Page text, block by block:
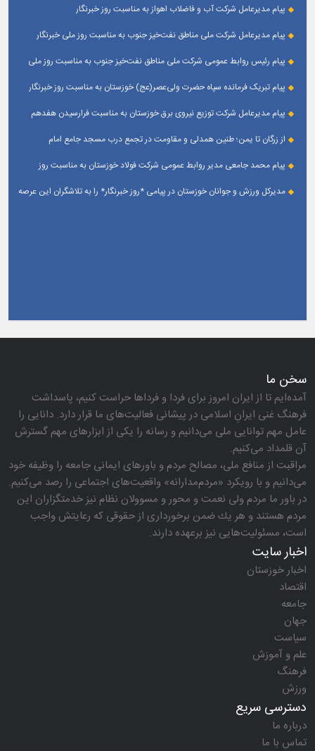
پیام مدیرعامل شرکت آب و فاضلاب اهواز به مناسبت روز خبرنگار
پیام مدیرعامل شركت ملی مناطق نفت‌خیز جنوب به مناسبت روز ملی خبرنگار
پیام رئیس روابط عمومی شركت ملی مناطق نفت‌خیز جنوب به مناسبت روز ملی
پیام تبریک فرمانده سپاه حضرت ولی‌عصر(عج) خوزستان به مناسبت روز خبرنگار
پیام مدیرعامل شرکت توزیع نیروی برق خوزستان به مناسبت فرارسیدن هفدهم
از زرگان تا یمن؛ طنین همدلی و مقاومت در تجمع درب مسجد جامع امام
پیام محمد جامعی مدیر روابط عمومی شرکت فولاد خوزستان به مناسبت روز
مدیرکل ورزش و جوانان خوزستان در پیامی *روز خبرنگار* را به تلاشگران این عرصه
سخن ما
آمده‌ایم تا از ایران امروز برای فردا و فرداها حراست كنیم، پاسداشت
فرهنگ غنی ایرانِ اسلامی در پیشانی فعالیت‌های ما قرار دارد. دانایی را
عامل مهم توانایی ملی می‌دانیم و رسانه را یكی از ابزارهای مهم گسترش
آن قلمداد می‌كنیم.
مراقبت از منافع ملی، مصالح مردم و باورهای ایمانی جامعه را وظیفه خود
می‌دانیم و با رویكرد «مردم‌مدارانه‌» واقعیت‌های اجتماعی را رصد می‌كنیم.
در باور ما مردم ولی نعمت و محور و مسوولان نظام نیز خدمتگزاران این
مردم هستند و هر یك ضمن برخورداری از حقوقی كه رعایتش واجب
است، مسئولیت‌هایی نیز برعهده دارند.
اخبار سایت
اخبار خوزستان
اقتصاد
جامعه
جهان
سیاست
علم و آموزش
فرهنگ
ورزش
دسترسی سریع
درباره ما
تماس با ما